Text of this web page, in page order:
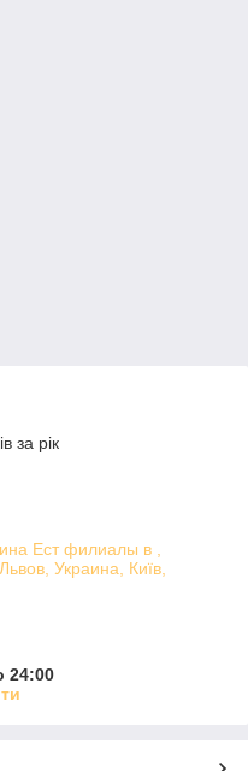
за рік
Ест филиалы в ,
Украина, Київ,
24:00